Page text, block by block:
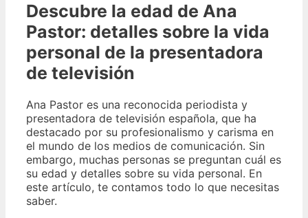
Descubre la edad de Ana
Pastor: detalles sobre la vida
personal de la presentadora
de televisión
Ana Pastor es una reconocida periodista y
presentadora de televisión española, que ha
destacado por su profesionalismo y carisma en
el mundo de los medios de comunicación. Sin
embargo, muchas personas se preguntan cuál es
su edad y detalles sobre su vida personal. En
este artículo, te contamos todo lo que necesitas
saber.